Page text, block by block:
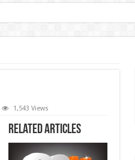
1,543 Views
Related Articles